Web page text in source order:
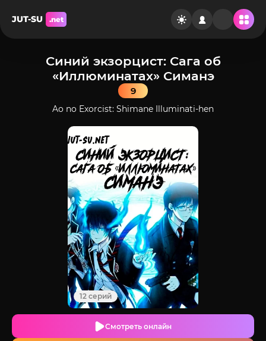
JUT-SU .net
Синий экзорцист: Сага об
«Иллюминатах» Симанэ
9
Ao no Exorcist: Shimane Illuminati-hen
12 серий
Смотреть онлайн